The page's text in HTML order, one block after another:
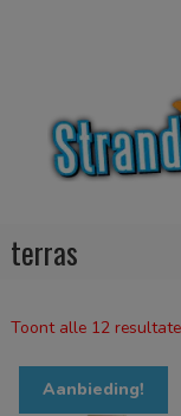
zodat
strandgevoel
in
huis
terras
Toont alle 12
Aanbieding!